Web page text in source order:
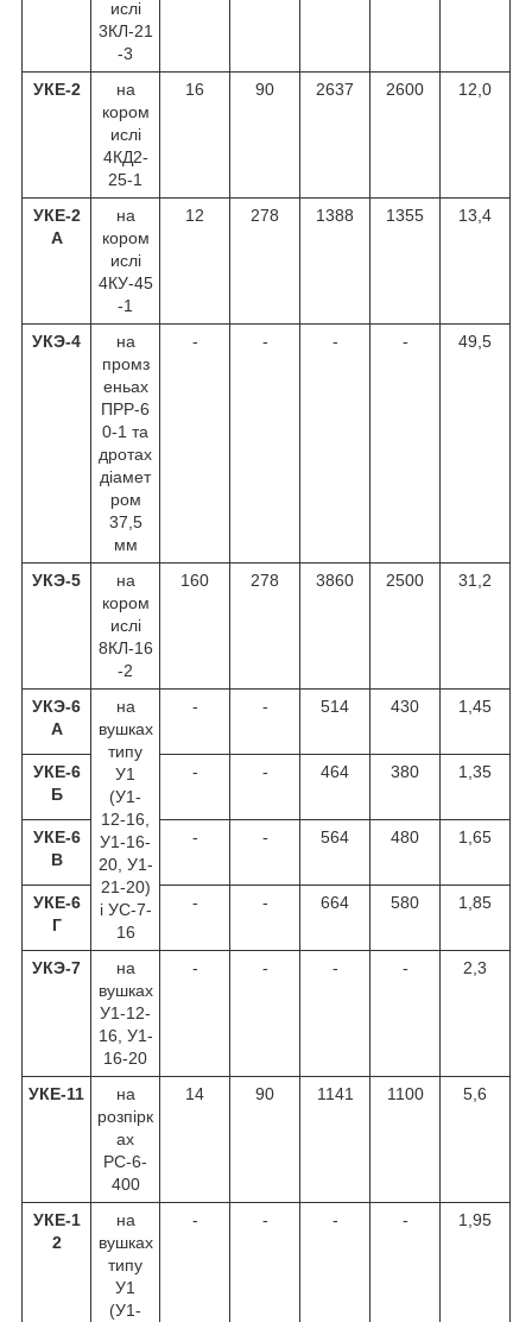
ислі
3КЛ-21
-3
УКЕ-2
на
кором
ислі
4КД2-
25-1
16 90 2637 2600 12,0
УКЕ-2
А
на
кором
ислі
4КУ-45
-1
12 278 1388 1355 13,4
УКЭ-4
на
промз
еньах
ПРР-6
0-1 та
дротах
діамет
ром
37,5
мм
- - - - 49,5
УКЭ-5
на
кором
ислі
8КЛ-16
-2
160 278 3860 2500 31,2
УКЭ-6
А
на
вушках
типу
У1
(У1-
12-16,
У1-16-
20, У1-
21-20)
і УС-7-
16
- - 514 430 1,45
УКЕ-6
Б
- - 464 380 1,35
УКЕ-6
В
- - 564 480 1,65
УКЕ-6
Г
- - 664 580 1,85
УКЭ-7
на
вушках
У1-12-
16, У1-
16-20
- - - - 2,3
УКЕ-11
на
розпірк
ах
РС-6-
400
14 90 1141 1100 5,6
УКЕ-1
2
на
вушках
типу
У1
(У1-
- - - - 1,95